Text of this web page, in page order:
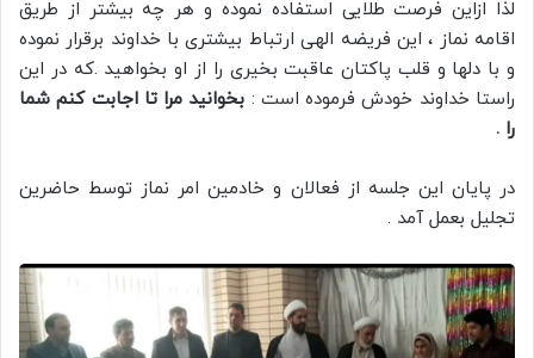
لذا ازاین فرصت طلایی استفاده نموده و هر چه بیشتر از طریق
اقامه نماز ، این فریضه الهی ارتباط بیشتری با خداوند برقرار نموده
و با دلها و قلب پاکتان عاقبت بخیری را از او بخواهید .که در این
راستا خداوند خودش فرموده است : بخوانید مرا تا اجابت کنم شما
را .
در پایان این جلسه از فعالان و خادمین امر نماز توسط حاضرین
تجلیل بعمل آمد .